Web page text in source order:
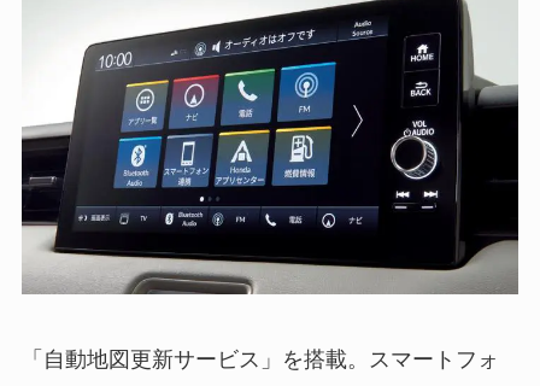
「自動地図更新サービス」を搭載。スマートフォ